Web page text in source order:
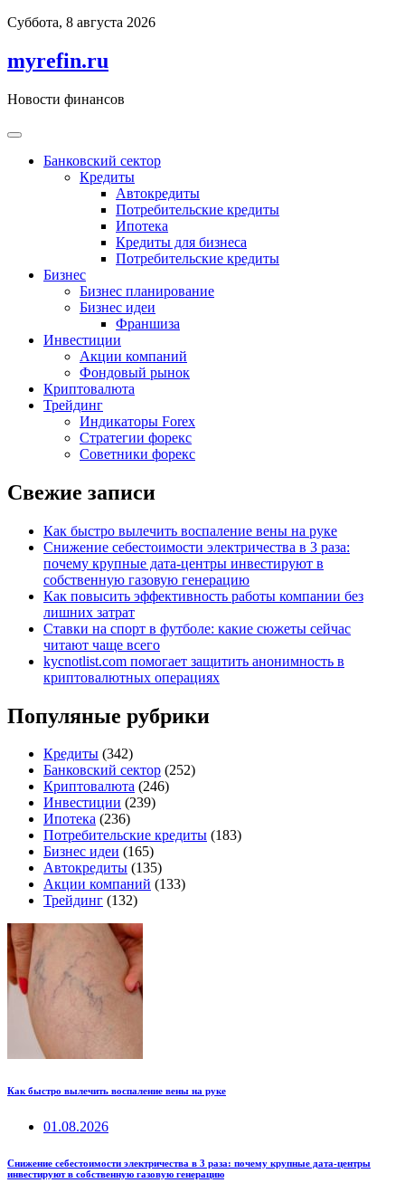
Перейти
содержимому
Суббота, 8 августа 2026
myrefin.ru
Новости финансов
Банковский сектор
Кредиты
Автокредиты
Потребительские кредиты
Ипотека
Кредиты для бизнеса
Потребительские кредиты
Бизнес
Бизнес планирование
Бизнес идеи
Франшиза
Инвестиции
Акции компаний
Фондовый рынок
Криптовалюта
Трейдинг
Индикаторы Forex
Стратегии форекс
Советники форекс
Свежие записи
Как быстро вылечить воспаление вены на руке
Снижение себестоимости электричества в 3 раза:
почему крупные дата-центры инвестируют в
собственную газовую генерацию
Как повысить эффективность работы компании без
лишних затрат
Ставки на спорт в футболе: какие сюжеты сейчас
читают чаще всего
kycnotlist.com помогает защитить анонимность в
криптовалютных операциях
Популяные рубрики
Кредиты (342)
Банковский сектор (252)
Криптовалюта (246)
Инвестиции (239)
Ипотека (236)
Потребительские кредиты (183)
Бизнес идеи (165)
Автокредиты (135)
Акции компаний (133)
Трейдинг (132)
Как быстро вылечить воспаление вены на руке
01.08.2026
Снижение себестоимости электричества в 3 раза: почему крупные дата-центры
инвестируют в собственную газовую генерацию